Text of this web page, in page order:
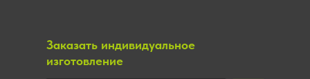
Заказать индивидуальное
изготовление